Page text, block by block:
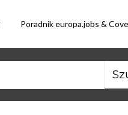
Poradnik europa.jobs &